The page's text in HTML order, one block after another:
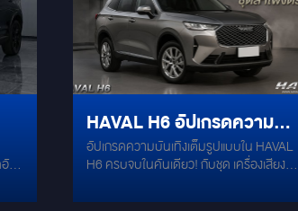
จาก ALPINE และระบบอะคูสติกซับเสียงจาก
MERCURY ครับALPINE R2-W10D4 (ซับ
วูฟเฟอร์ขนาด 10 นิ้ว ระดับไฮเอนด์): ลำโพง
ซับวูฟเฟอร์วอยซ์คอยล์คู่ (Dual Voice Coil)
โครงสร้างเหล็กหล่ออย่างดีที่มีความ
ได้อย่างหนักแน่น ทรงพลัง ตอบสนอง
ความถี่ต่ำลึกได้อย่างแม่นยำฉับไว ไม่มี
อาการพร่าเพี้ยน งานหล่อตู้สูตรไฟเบอร์ฝัง
ด้านข้าง (Custom Fiberglass Enclosure):
ป
HAVAL H6 อัปเกรดความ
บันเทิงเต็มรูปแบบ
อัปเกรดความบันเทิงเต็มรูปแบบใน HAVAL
H6 ครบจบในคันเดียว! กับชุด เครื่องเสียง
ประสบการณ์เสียงที่คมชัด ทรงพลัง และ